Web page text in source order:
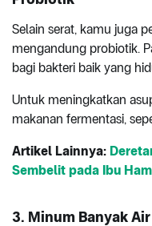
Selain serat, kamu juga
mengandung probiotik.
bagi bakteri baik yang
Untuk meningkatkan
makanan fermentasi,
Artikel Lainnya:
Sembelit pada Ibu
3. Minum Banyak